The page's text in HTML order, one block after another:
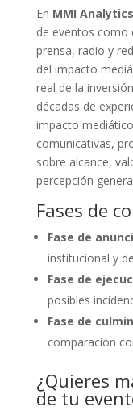
En MMI Analytics
de eventos como
prensa, radio y
del impacto
real de la
décadas de
impacto
comunicativas,
sobre alcance,
percepción
Fases de
Fase de
institucional y
Fase de
posibles
Fase de
comparación
¿Quieres
de tu